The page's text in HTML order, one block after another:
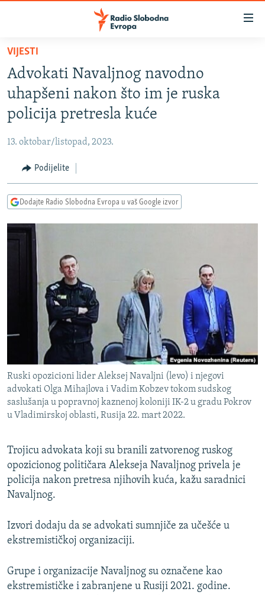
Pređite
glavni
sadržaj
Pređite
na
glavnu
Pređite
na
pretragu
VIJESTI
BOSNA I HERCEGOVINA
SRBIJA
KOSOVO
CRNA GORA
VIZUELNO
INFOGRAFIKE
RAT U UKRAJINI
KINA NA BALKANU
RSE PRIČE IZ SVIJETA
ISPRIČAJ MI
DNEVNO@RSE
SPECIJALI RSE
VIŠE OD NASLOVA
GENOCID U SREBRENICI
POPLAVE I KLIZIŠTA U BIH 2024.
TV LIBERTY
MOJA EVROPA
TRI DECENIJE OD RATA U BIH
SVE KARTE DEJTONA
PRATITE NAS
Sve RFE/RL stranice
VIJESTI
Advokati Navaljnog navodno
uhapšeni nakon što im je ruska
policija pretresla kuće
13. oktobar/listopad, 2023.
Podijelite
Dodajte Radio Slobodna Evropa u vaš Google izvor
Ruski opozicioni lider Aleksej Navaljni (levo) i njegovi
advokati Olga Mihajlova i Vadim Kobzev tokom sudskog
saslušanja u popravnoj kaznenoj koloniji IK-2 u gradu Pokrov
u Vladimirskoj oblasti, Rusija 22. mart 2022.
Trojicu advokata koji su branili zatvorenog ruskog
opozicionog političara Alekseja Navaljnog privela je
policija nakon pretresa njihovih kuća, kažu saradnici
Navaljnog.
Izvori dodaju da se advokati sumnjiče za učešće u
ekstremističkoj organizaciji.
Grupe i organizacije Navaljnog su označene kao
ekstremističke i zabranjene u Rusiji 2021. godine.